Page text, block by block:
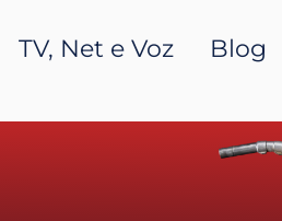
TV, Net e Voz Blog